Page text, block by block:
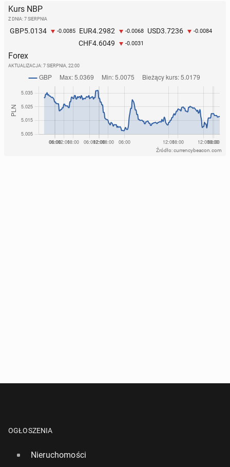
Kurs NBP
Z DNIA: 7 SIERPNIA
GBP5.0134 -0.0085 EUR4.2982 -0.0068 USD3.7236 -0.0084
CHF4.6049 -0.0031
Forex
AKTUALIZACJA: 7 SIERPNIA, 22:00
Źródło: currencybeacon.com
OGŁOSZENIA
Nieruchomości